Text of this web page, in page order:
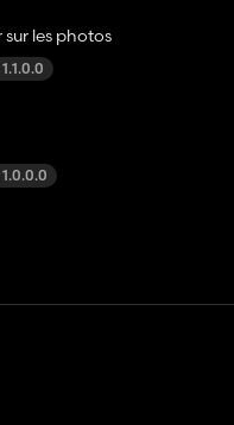
sur les photos
1.1.0.0
1.0.0.0